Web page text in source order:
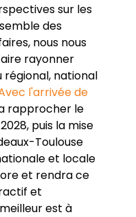
sur les
des
nous nous
rayonner
national
l'arrivée de
rapprocher le
puis la mise
Toulouse
et locale
et rendra ce
et
est à